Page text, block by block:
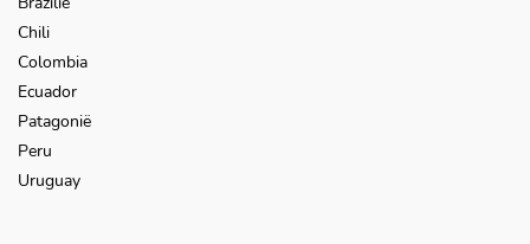
Chili
Colombia
Ecuador
Patagonië
Peru
Uruguay